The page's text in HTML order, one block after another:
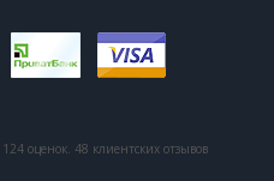
124 оценок. 48 клиентских отзывов